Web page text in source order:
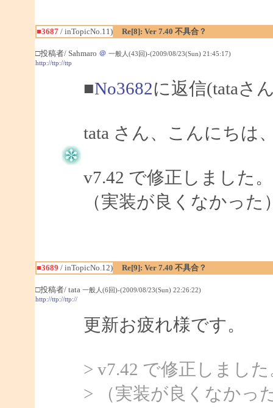
■3687/ inTopicNo.11) Re[8]: Ver 7.40 不具合？
□投稿者/ Sahmaro ＠ 一般人(43回)-(2009/08/23(Sun) 21:45:17)
http://ttp://ttp
■No3682に返信(tataさ
tata さん、こんにちは
v7.42 で修正しました。
（実装が良くなかった
■3689 / inTopicNo.12) Re[9]: Ver 7.40 不具合？
□投稿者/ tata 一般人(6回)-(2009/08/23(Sun) 22:26:22)
http://ttp://ttp://
更新お疲れ様です。
> v7.42 で修正しました
> （実装が良くなかっ